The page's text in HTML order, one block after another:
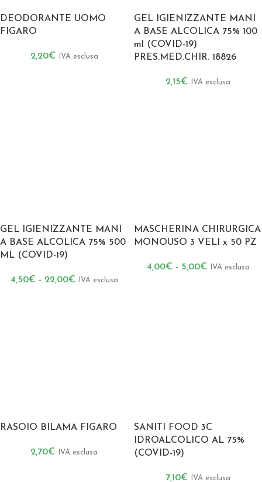
DEODORANTE UOMO
FIGARO
2,20€ IVA esclusa
GEL IGIENIZZANTE MANI
A BASE ALCOLICA 75% 100
ml (COVID-19)
PRES.MED.CHIR. 18826
2,15€ IVA esclusa
GEL IGIENIZZANTE MANI
A BASE ALCOLICA 75% 500
ML (COVID-19)
4,50€ - 22,00€ IVA esclusa
MASCHERINA CHIRURGICA
MONOUSO 3 VELI x 50 PZ
4,00€ - 5,00€ IVA esclusa
RASOIO BILAMA FIGARO
2,70€ IVA esclusa
SANITI FOOD 3C
IDROALCOLICO AL 75%
(COVID-19)
7,10€ IVA esclusa